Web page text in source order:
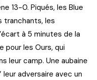
13-0. Piqués, les Blue
tranchants, les
à 5 minutes de la
pour les Ours, qui
leur camp. Une aubaine
leur adversaire avec un